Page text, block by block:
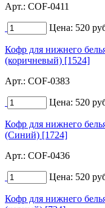
Арт.: COF-0411
Цена: 520
Кофр для нижнего
(коричневый) [1524]
Арт.: COF-0383
Цена: 520
Кофр для нижнего
(Синий) [1724]
Арт.: COF-0436
Цена: 520
Кофр для нижнего